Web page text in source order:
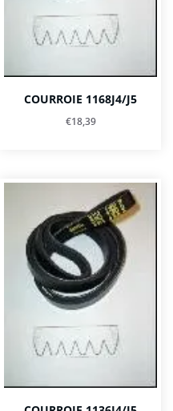
COURROIE 1168J4/J5
€18,39